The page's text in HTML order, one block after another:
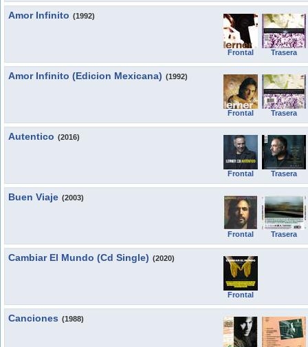
Amor Infinito (1992)
Frontal Trasera
Amor Infinito (Edicion Mexicana) (1992)
Frontal Trasera
Autentico (2016)
Frontal Trasera
Buen Viaje (2003)
Frontal Trasera
Cambiar El Mundo (Cd Single) (2020)
Frontal
Canciones (1988)